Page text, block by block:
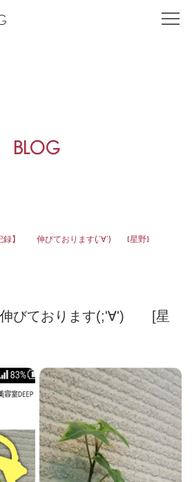
小竹向原店
RECRUIT
BLOG
記録】 伸びております(;'∀') [星野]
びております(;'∀') [星